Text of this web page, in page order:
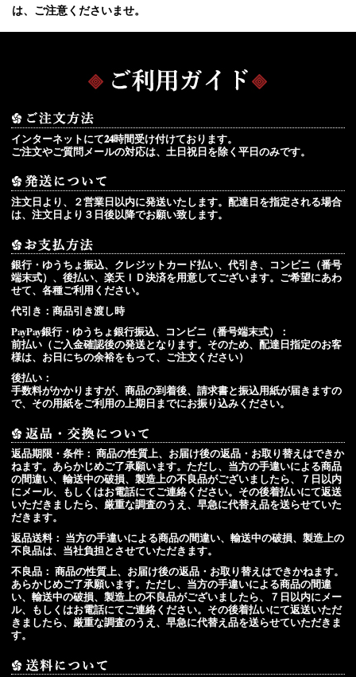
は、ご注意くださいませ。
インターネットにて24時間受け付けております。
ご注文やご質問メールの対応は、土日祝日を除く平日のみです。
注文日より、２営業日以内に発送いたします。配達日を指定される場合
は、注文日より３日後以降でお願い致します。
銀行・ゆうちょ振込、クレジットカード払い、代引き、コンビニ（番号
端末式）、後払い、楽天ＩＤ決済を用意してございます。ご希望にあわ
せて、各種ご利用ください。
代引き： 商品引き渡し時
PayPay銀行・ゆうちょ銀行振込、コンビニ（番号端末式）：
前払い（ご入金確認後の発送となります。そのため、配達日指定のお客
様は、お日にちの余裕をもって、ご注文ください）
後払い：
手数料がかかりますが、商品の到着後、請求書と振込用紙が届きますの
で、その用紙をご利用の上期日までにお振り込みください。
返品期限・条件： 商品の性質上、お届け後の返品・お取り替えはできか
ねます。あらかじめご了承願います。ただし、当方の手違いによる商品
の間違い、輸送中の破損、製造上の不良品がございましたら、７日以内
にメール、もしくはお電話にてご連絡ください。その後着払いにて返送
いただきましたら、厳重な調査のうえ、早急に代替え品を送らせていた
だきます。
返品送料： 当方の手違いによる商品の間違い、輸送中の破損、製造上の
不良品は、当社負担とさせていただきます。
不良品： 商品の性質上、お届け後の返品・お取り替えはできかねます。
あらかじめご了承願います。ただし、当方の手違いによる商品の間違
い、輸送中の破損、製造上の不良品がございましたら、７日以内にメー
ル、もしくはお電話にてご連絡ください。その後着払いにて返送いただ
きましたら、厳重な調査のうえ、早急に代替え品を送らせていただきま
す。